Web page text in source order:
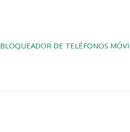
BLOQUEADOR DE TELÉFONOS